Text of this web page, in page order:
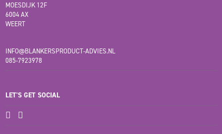
MOESDIJK 12F
6004 AX
WEERT
INFO@BLANKERSPRODUCT-ADVIES.NL
085-7923978
LET'S GET SOCIAL